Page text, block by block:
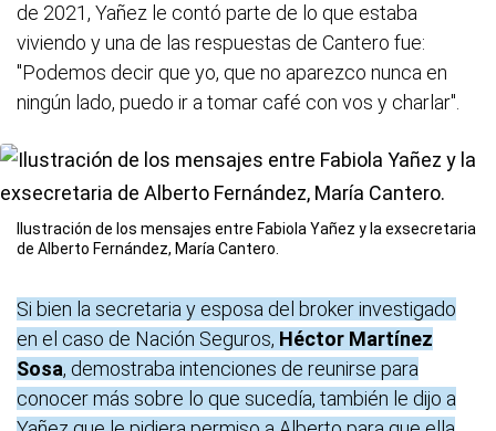
de 2021, Yañez le contó parte de lo que estaba
viviendo y una de las respuestas de Cantero fue:
"Podemos decir que yo, que no aparezco nunca en
ningún lado, puedo ir a tomar café con vos y charlar".
Ilustración de los mensajes entre Fabiola Yañez y la exsecretaria
de Alberto Fernández, María Cantero.
Si bien la secretaria y esposa del broker investigado
en el caso de Nación Seguros, Héctor Martínez
Sosa, demostraba intenciones de reunirse para
conocer más sobre lo que sucedía, también le dijo a